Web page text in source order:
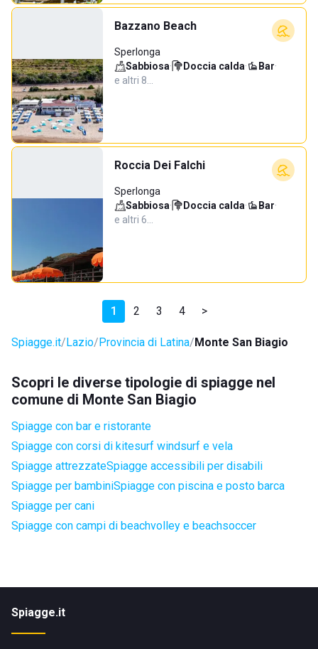
Bazzano Beach
Sperlonga
Sabbiosa· Doccia calda· Bar·
e altri 8…
Roccia Dei Falchi
Sperlonga
Sabbiosa· Doccia calda· Bar·
e altri 6…
1 2 3 4 >
Spiagge.it Lazio Provincia di Latina Monte San Biagio
Scopri le diverse tipologie di spiagge nel
comune di Monte San Biagio
Spiagge con bar e ristorante
Spiagge con corsi di kitesurf windsurf e vela
Spiagge attrezzateSpiagge accessibili per disabili
Spiagge per bambiniSpiagge con piscina e posto barca
Spiagge per cani
Spiagge con campi di beachvolley e beachsoccer
Spiagge.it